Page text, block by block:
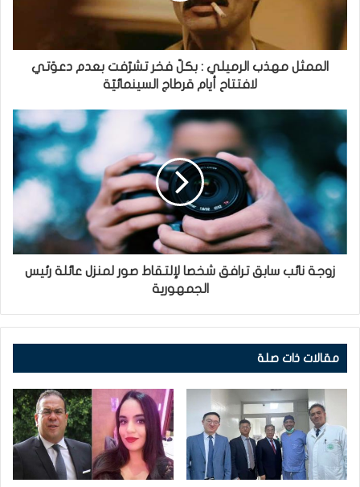
الممثل مهذب الرميلي : بكلّ فخر تشرّفت بعدم دعوَتي
لافتتاح أيام قرطاج السينمائيّة
زوجة نائب سابق ترافق شخصا لإلتقاط صور لمنزل عائلة رئيس
الجمهورية
مقالات ذات صلة